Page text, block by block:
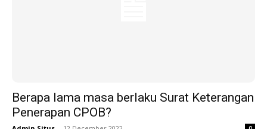
Berapa lama masa berlaku Surat Keterangan
Penerapan CPOB?